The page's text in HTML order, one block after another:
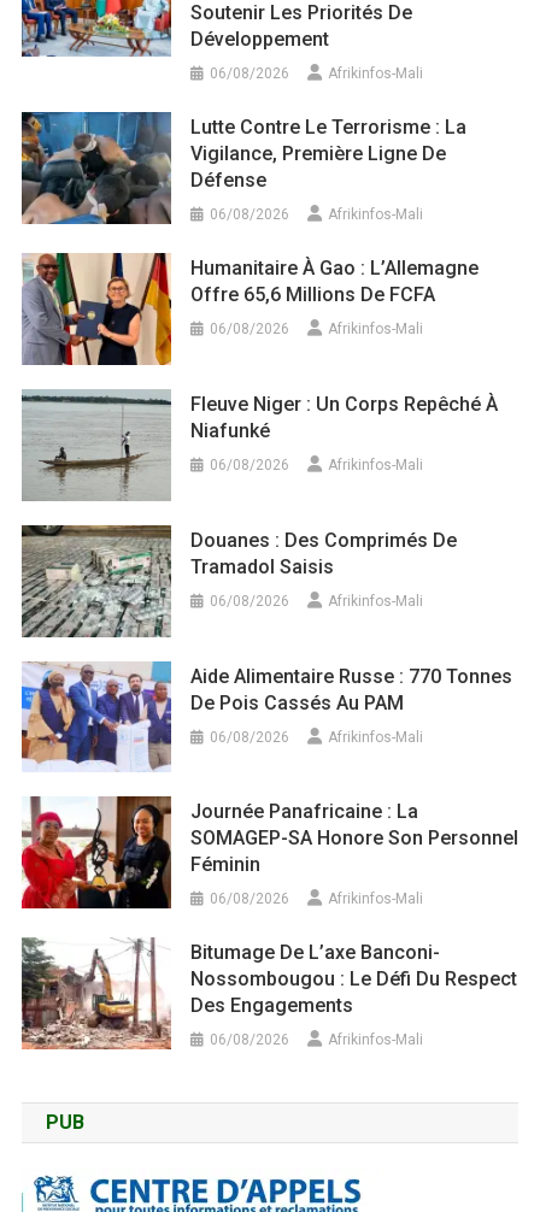
Soutenir Les Priorités De
Développement
06/08/2026 Afrikinfos-Mali
Lutte Contre Le Terrorisme : La
Vigilance, Première Ligne De
Défense
06/08/2026 Afrikinfos-Mali
Humanitaire À Gao : L’Allemagne
Offre 65,6 Millions De FCFA
06/08/2026 Afrikinfos-Mali
Fleuve Niger : Un Corps Repêché À
Niafunké
06/08/2026 Afrikinfos-Mali
Douanes : Des Comprimés De
Tramadol Saisis
06/08/2026 Afrikinfos-Mali
Aide Alimentaire Russe : 770 Tonnes
De Pois Cassés Au PAM
06/08/2026 Afrikinfos-Mali
Journée Panafricaine : La
SOMAGEP-SA Honore Son Personnel
Féminin
06/08/2026 Afrikinfos-Mali
Bitumage De L’axe Banconi-
Nossombougou : Le Défi Du Respect
Des Engagements
06/08/2026 Afrikinfos-Mali
PUB